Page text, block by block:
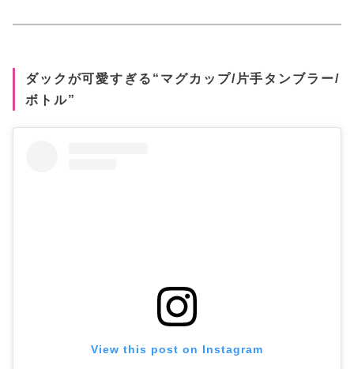
ダックが可愛すぎる“マグカップ/片手タンブラー/
ボトル”
View this post on Instagram